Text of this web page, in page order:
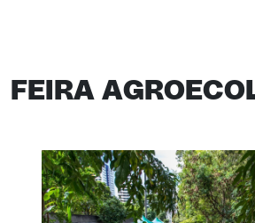
FEIRA